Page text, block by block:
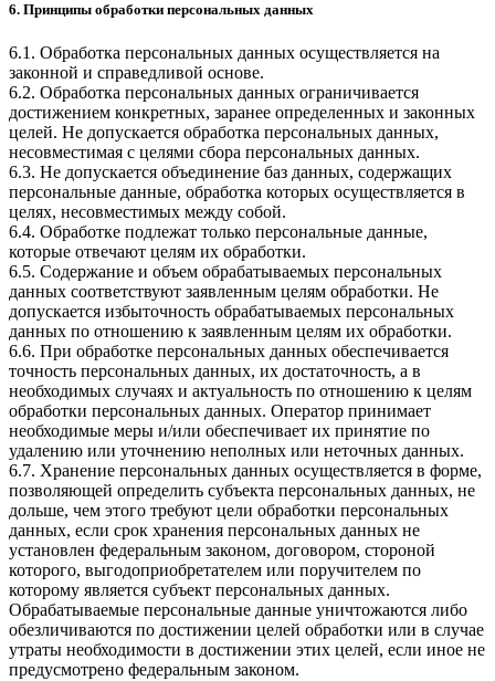
6. Принципы обработки персональных данных
6.1. Обработка персональных данных осуществляется на
законной и справедливой основе.
6.2. Обработка персональных данных ограничивается
достижением конкретных, заранее определенных и законных
целей. Не допускается обработка персональных данных,
несовместимая с целями сбора персональных данных.
6.3. Не допускается объединение баз данных, содержащих
персональные данные, обработка которых осуществляется в
целях, несовместимых между собой.
6.4. Обработке подлежат только персональные данные,
которые отвечают целям их обработки.
6.5. Содержание и объем обрабатываемых персональных
данных соответствуют заявленным целям обработки. Не
допускается избыточность обрабатываемых персональных
данных по отношению к заявленным целям их обработки.
6.6. При обработке персональных данных обеспечивается
точность персональных данных, их достаточность, а в
необходимых случаях и актуальность по отношению к целям
обработки персональных данных. Оператор принимает
необходимые меры и/или обеспечивает их принятие по
удалению или уточнению неполных или неточных данных.
6.7. Хранение персональных данных осуществляется в форме,
позволяющей определить субъекта персональных данных, не
дольше, чем этого требуют цели обработки персональных
данных, если срок хранения персональных данных не
установлен федеральным законом, договором, стороной
которого, выгодоприобретателем или поручителем по
которому является субъект персональных данных.
Обрабатываемые персональные данные уничтожаются либо
обезличиваются по достижении целей обработки или в случае
утраты необходимости в достижении этих целей, если иное не
предусмотрено федеральным законом.